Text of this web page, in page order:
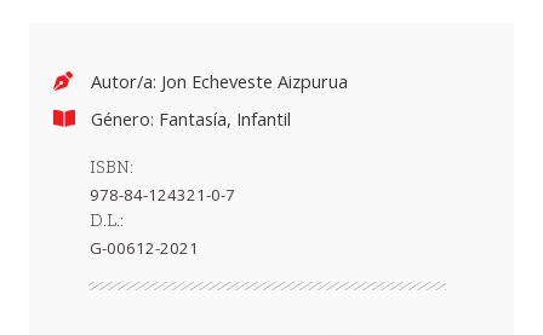
Autor/a: Jon Echeveste Aizpurua
Género: Fantasía, Infantil
ISBN:
978-84-124321-0-7
D.L.:
G-00612-2021